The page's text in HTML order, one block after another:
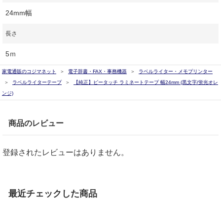
24mm幅
長さ
5ｍ
家電通販のコジマネット 電子辞書・FAX・事務機器
ラベルライター・メモプリンター
ラベルライターテープ
【純正】ピータッチ ラミネートテープ 幅24mm (黒文字/蛍光オレ
ンジ)
商品のレビュー
登録されたレビューはありません。
最近チェックした商品